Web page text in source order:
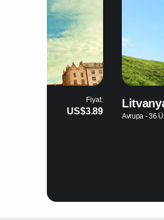
Fiyat:
US$3.89
Kenya
Afrika